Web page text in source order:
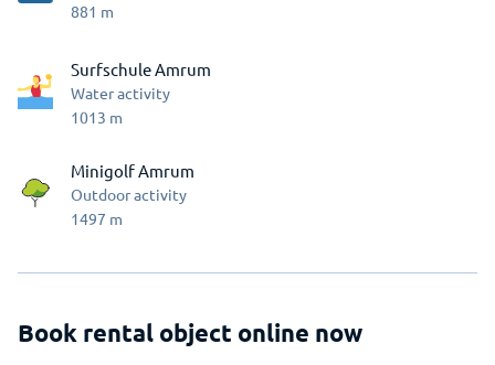
881 m
Surfschule Amrum
Water activity
1013 m
Minigolf Amrum
Outdoor activity
1497 m
Book rental object online now